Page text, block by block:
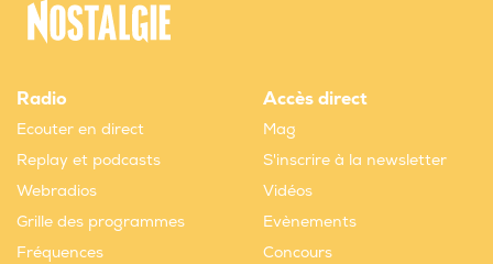
Radio
Ecouter en direct
Replay et podcasts
Webradios
Grille des programmes
Fréquences
Accès direct
Mag
S'inscrire à la newsletter
Vidéos
Evènements
Concours